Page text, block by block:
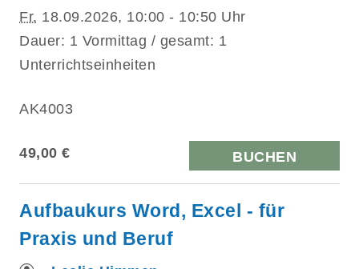
Fr. 18.09.2026, 10:00 - 10:50 Uhr
Dauer: 1 Vormittag / gesamt: 1
Unterrichtseinheiten
AK4003
49,00 € BUCHEN
Aufbaukurs Word, Excel - für
Praxis und Beruf